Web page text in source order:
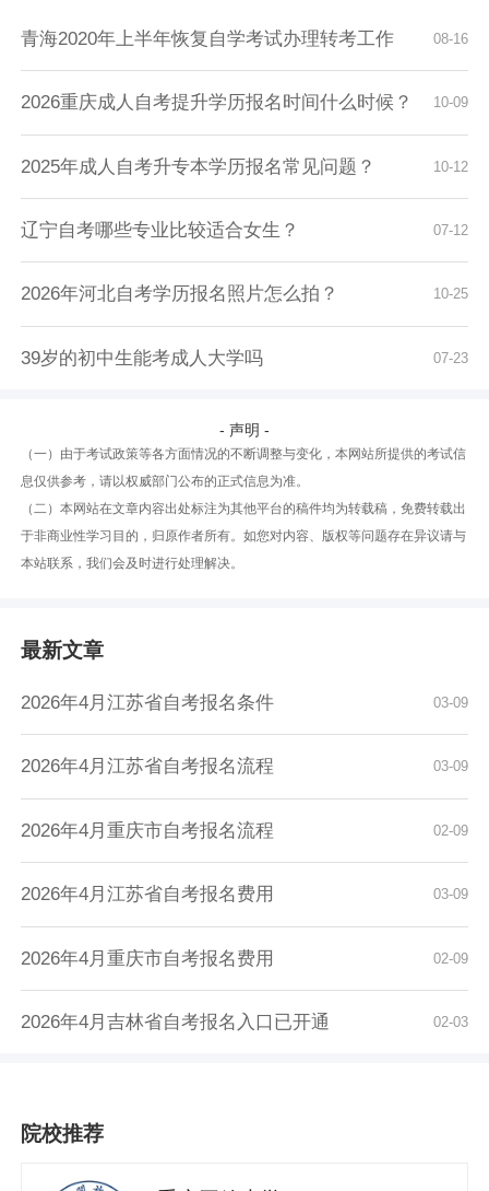
08-16
青海2020年上半年恢复自学考试办理转考工作
10-09
2026重庆成人自考提升学历报名时间什么时候？
10-12
2025年成人自考升专本学历报名常见问题？
07-12
辽宁自考哪些专业比较适合女生？
10-25
2026年河北自考学历报名照片怎么拍？
07-23
39岁的初中生能考成人大学吗
- 声明 -
（一）由于考试政策等各方面情况的不断调整与变化，本网站所提供的考试信
息仅供参考，请以权威部门公布的正式信息为准。
（二）本网站在文章内容出处标注为其他平台的稿件均为转载稿，免费转载出
于非商业性学习目的，归原作者所有。如您对内容、版权等问题存在异议请与
本站联系，我们会及时进行处理解决。
最新文章
03-09
2026年4月江苏省自考报名条件
03-09
2026年4月江苏省自考报名流程
02-09
2026年4月重庆市自考报名流程
03-09
2026年4月江苏省自考报名费用
02-09
2026年4月重庆市自考报名费用
02-03
2026年4月吉林省自考报名入口已开通
院校推荐